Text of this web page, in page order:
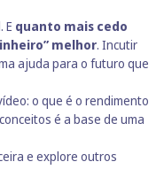
E quanto mais cedo
melhor. Incutir
ajuda para o futuro que
o que é o rendimento
é a base de uma
e explore outros